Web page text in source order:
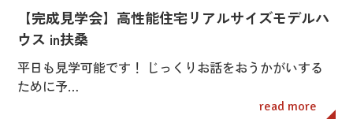
【完成見学会】高性能住宅リアルサイズモデルハ
ウス in扶桑
平日も見学可能です！ じっくりお話をおうかがいする
ために予…
read more